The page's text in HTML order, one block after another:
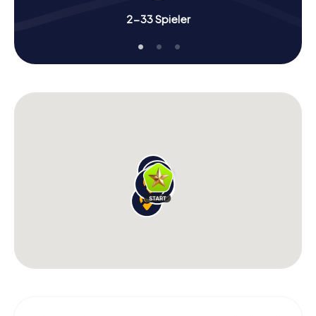
Die Schnitzeljagd in Hallstatt ist nicht nur eine Reise durch
Sinne. Am Löckerbrunnen könnt ihr eine kurze Pause
einlegen und die frische Bergluft genießen, während ihr
Diese Station bietet euch die Gelegenheit, die natürliche
Schönheit von Hallstatt zu erleben und gleichzeitig eure
Pest- / Dreifaltigkeitssäule. Dieses beeindruckende
Denkmal erinnert an die bewegte Geschichte der Stadt
und bietet euch die Möglichkeit, mehr über die Ereignisse
zu erfahren, die Hallstatt geprägt haben. Nutzt die
Gelegenheit, um euch mit euren Mitspielern
2-33 Spieler